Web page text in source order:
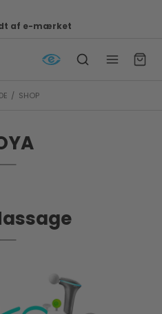
af e-mærket
/ SHOP